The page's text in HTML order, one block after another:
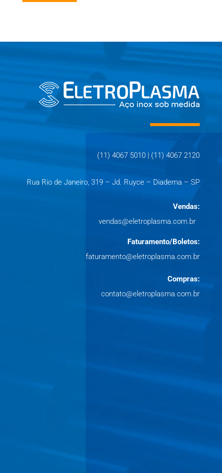
(11) 4067 5010 | (11) 4067 2120
Rua Rio de Janeiro, 319 – Jd. Ruyce – Diadema – SP
Vendas:
vendas@eletroplasma.com.br
Faturamento/Boletos:
faturamento@eletroplasma.com.br
Compras:
contato@eletroplasma.com.br